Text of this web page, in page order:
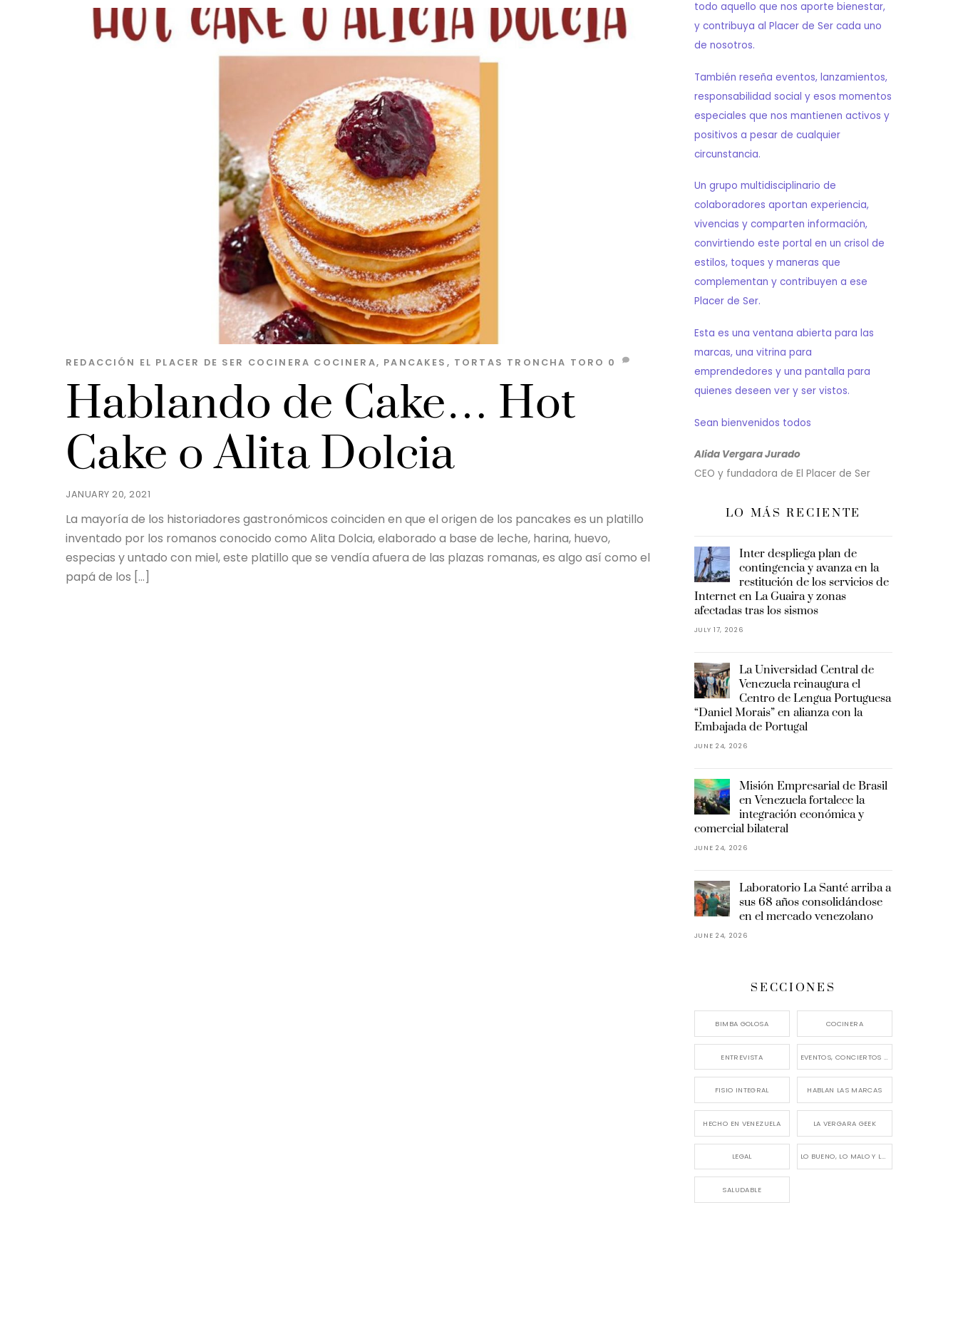
JANUARY 20, 2021
Hablando de Cake… Hot
Cake o Alita Dolcia
REDACCIÓN EL PLACER DE SER COCINERA COCINERA, PANCAKES , TORTAS TRONCHA TORO 0
La mayoría de los historiadores gastronómicos coinciden en que el origen de los pancakes es un platillo
inventado por los romanos conocido como Alita Dolcia, elaborado a base de leche, harina, huevo,
especias y untado con miel, este platillo que se vendía afuera de las plazas romanas, es algo así como el
papá de los […]
todo aquello que nos aporte bienestar,
y contribuya al Placer de Ser cada uno
de nosotros.
También reseña eventos, lanzamientos,
responsabilidad social y esos momentos
especiales que nos mantienen activos y
positivos a pesar de cualquier
circunstancia.
Un grupo multidisciplinario de
colaboradores aportan experiencia,
vivencias y comparten información,
convirtiendo este portal en un crisol de
estilos, toques y maneras que
complementan y contribuyen a ese
Placer de Ser.
Esta es una ventana abierta para las
marcas, una vitrina para
emprendedores y una pantalla para
quienes deseen ver y ser vistos.
Sean bienvenidos todos
Alida Vergara Jurado
CEO y fundadora de El Placer de Ser
LO MÁS RECIENTE
Inter despliega plan de
contingencia y avanza en la
restitución de los servicios de
Internet en La Guaira y zonas
afectadas tras los sismos
JULY 17, 2026
La Universidad Central de
Venezuela reinaugura el
Centro de Lengua Portuguesa
“Daniel Morais” en alianza con la
Embajada de Portugal
JUNE 24, 2026
Misión Empresarial de Brasil
en Venezuela fortalece la
integración económica y
comercial bilateral
JUNE 24, 2026
Laboratorio La Santé arriba a
sus 68 años consolidándose
en el mercado venezolano
JUNE 24, 2026
SECCIONES
BIMBA GOLOSA COCINERA
ENTREVISTA
FISIO INTEGRAL HABLAN LAS MARCAS
HECHO EN VENEZUELA LA VERGARA GEEK
LEGAL LO BUENO, LO MALO Y LO FEO
SALUDABLE